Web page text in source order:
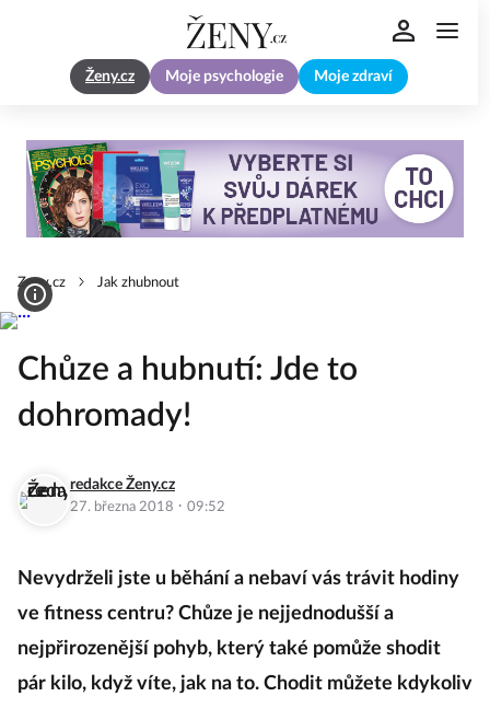
Ženy.cz Moje psychologie Moje zdraví
Zeny.cz Jak zhubnout
Chůze a hubnutí: Jde to
dohromady!
redakce Ženy.cz
27. března 2018 · 09:52
Nevydrželi jste u běhání a nebaví vás trávit hodiny
ve fitness centru? Chůze je nejjednodušší a
nejpřirozenější pohyb, který také pomůže shodit
pár kilo, když víte, jak na to. Chodit můžete kdykoliv